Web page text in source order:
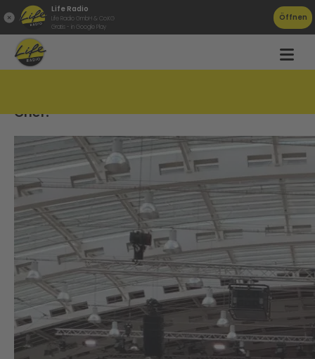
Life Radio
Life Radio GmbH & Co.KG
Gratis - in Google Play
Öffnen
Chef!